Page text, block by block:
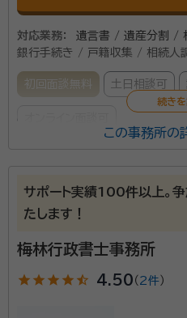
対応業務：
遺言書 / 遺産分割 /
銀行手続き / 戸籍収集 / 相続人
初回面談無料 土日相談可
鈴木 基（すずき もとい）
行
認定上級IPOプロフェッショナル・上
り完全独立 平成15年～25年 町田経
カレッジ）非常勤講師 平成16年～
創業20年を超える豊富な実
この事務所の
サポート実績100件以上。
たします！
梅林行政書士事務所
star star star star star_half 4.50 （ 2件 ）